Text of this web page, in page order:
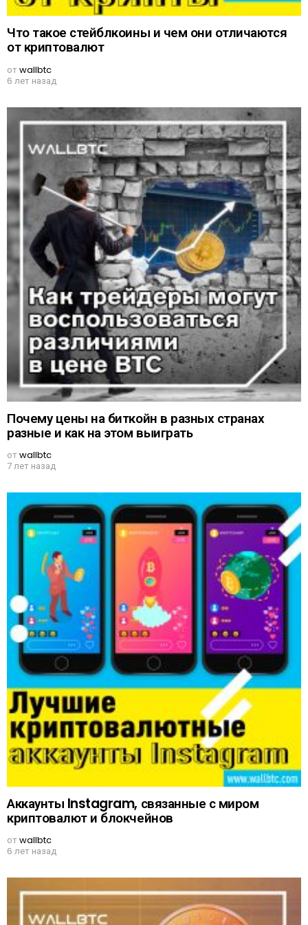
Что такое стейблкоины и чем они отличаются
от криптовалют
отwallbtc
6 лет назад
Почему цены на биткойн в разных странах
разные и как на этом выиграть
отwallbtc
7 лет назад
Аккаунты Instagram, связанные с миром
криптовалют и блокчейнов
отwallbtc
6 лет назад